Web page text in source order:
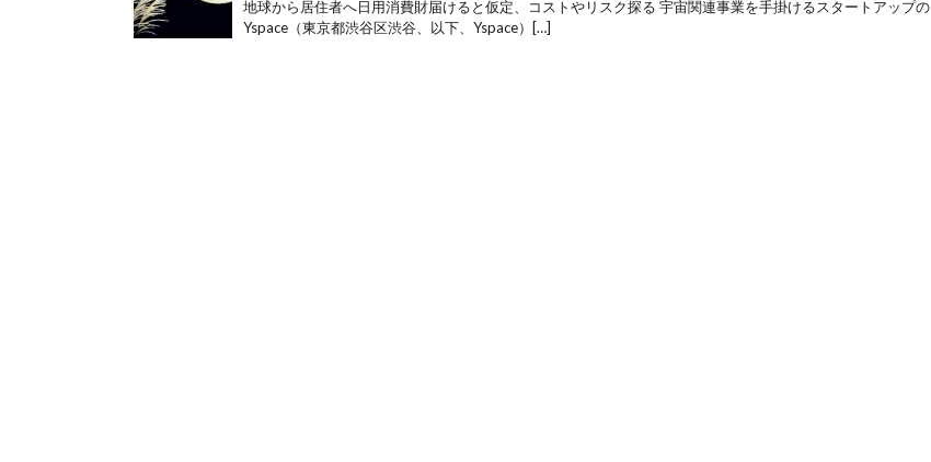
地球から居住者へ日用消費財届けると仮定、コストやリスク探る 宇宙関連事業を手掛けるスタートアップの
Yspace（東京都渋谷区渋谷、以下、Yspace）[…]